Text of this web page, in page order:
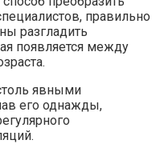
правильно
разгладить
появляется между
явными
его однажды,